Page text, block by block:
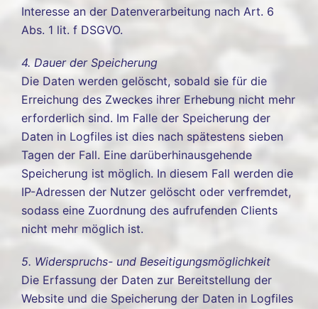
Interesse an der Datenverarbeitung nach Art. 6
Abs. 1 lit. f DSGVO.
4. Dauer der Speicherung
Die Daten werden gelöscht, sobald sie für die
Erreichung des Zweckes ihrer Erhebung nicht mehr
erforderlich sind. Im Falle der Speicherung der
Daten in Logfiles ist dies nach spätestens sieben
Tagen der Fall. Eine darüberhinausgehende
Speicherung ist möglich. In diesem Fall werden die
IP-Adressen der Nutzer gelöscht oder verfremdet,
sodass eine Zuordnung des aufrufenden Clients
nicht mehr möglich ist.
5. Widerspruchs- und Beseitigungsmöglichkeit
Die Erfassung der Daten zur Bereitstellung der
Website und die Speicherung der Daten in Logfiles